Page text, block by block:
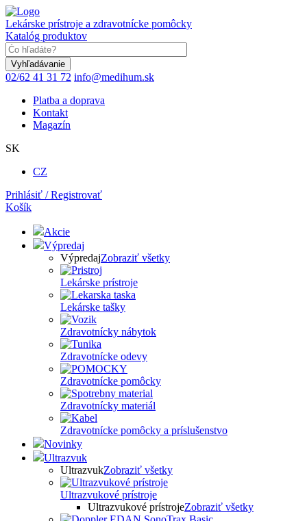
Skočiť
na
hlavný
obsah
Lekárske prístroje a zdravotnícke pomôcky
Katalóg produktov
02/62 41 31 72 info@medihum.sk
Platba a doprava
Kontakt
Magazín
SK
CZ
Prihlásiť / Registrovať
Košík
Akcie
Výpredaj
VýpredajZobraziť všetky
Lekárske prístroje
Lekárske tašky
Zdravotnícky nábytok
Zdravotnícke odevy
Zdravotnícke pomôcky
Zdravotnícky materiál
Zdravotnícke pomôcky a príslušenstvo
Novinky
Ultrazvuk
UltrazvukZobraziť všetky
Ultrazvukové prístroje
Ultrazvukové prístrojeZobraziť všetky